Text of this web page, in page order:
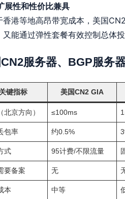
展性和性价比兼具
香港等地高昂带宽成本，美国
又能通过弹性套餐有效控制总体
服务器、BGP服务
关键指标 美国CN2 GIA
北京方向） ≤100ms
包率 约0.5%
式 95计费/不限流量
要备案 无
本 中等